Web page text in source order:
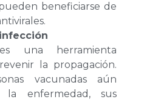
beneficiarse de
una herramienta
la propagación.
vacunadas aún
la enfermedad, sus